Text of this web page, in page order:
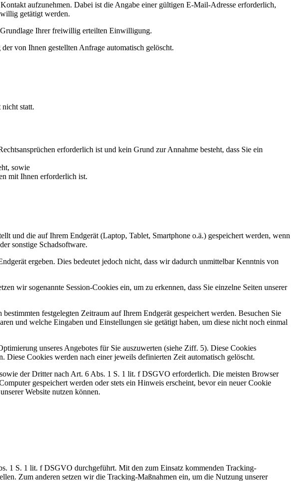
aufzunehmen. Dabei ist die Angabe einer gültigen E-Mail-Adresse erforderlich,
getätigt werden.
Ihrer freiwillig erteilten Einwilligung.
von Ihnen gestellten Anfrage automatisch gelöscht.
statt.
erforderlich ist und kein Grund zur Annahme besteht, dass Sie ein
sowie
mit Ihnen erforderlich ist.
und die auf Ihrem Endgerät (Laptop, Tablet, Smartphone o.ä.) gespeichert werden, wenn
sonstige Schadsoftware.
ergeben. Dies bedeutet jedoch nicht, dass wir dadurch unmittelbar Kenntnis von
wir sogenannte Session-Cookies ein, um zu erkennen, dass Sie einzelne Seiten unserer
festgelegten Zeitraum auf Ihrem Endgerät gespeichert werden. Besuchen Sie
und welche Eingaben und Einstellungen sie getätigt haben, um diese nicht noch einmal
unseres Angebotes für Sie auszuwerten (siehe Ziff. 5). Diese Cookies
Diese Cookies werden nach einer jeweils definierten Zeit automatisch gelöscht.
der Dritter nach Art. 6 Abs. 1 S. 1 lit. f DSGVO erforderlich. Die meisten Browser
gespeichert werden oder stets ein Hinweis erscheint, bevor ein neuer Cookie
Website nutzen können.
1 S. 1 lit. f DSGVO durchgeführt. Mit den zum Einsatz kommenden Tracking-
Zum anderen setzen wir die Tracking-Maßnahmen ein, um die Nutzung unserer